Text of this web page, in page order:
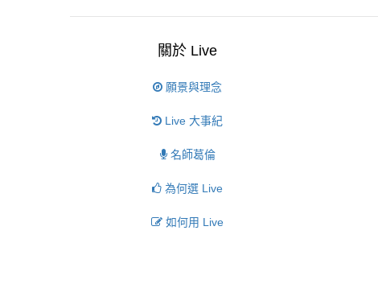
關於 Live
願景與理念
Live 大事紀
名師葛倫
為何選 Live
如何用 Live